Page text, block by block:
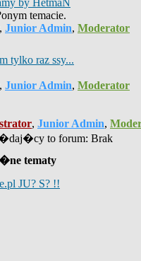
by HetmaN
temacie.
, Junior Admin, Moderator
tylko raz ssy...
, Junior Admin, Moderator
, Junior Admin,
to forum: Brak
tematy
JU? S? !!